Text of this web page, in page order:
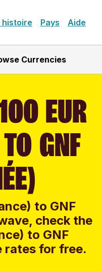
histoire Pays Aide
Currencies
EUR
GNF
to GNF
check the
to GNF
rates for free.